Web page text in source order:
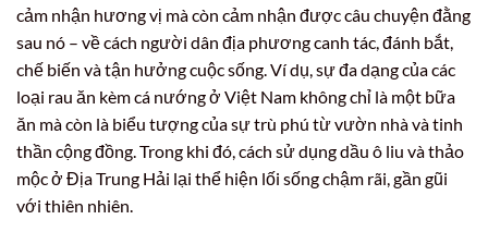
cảm nhận hương vị mà còn cảm nhận được câu chuyện đằng
sau nó – về cách người dân địa phương canh tác, đánh bắt,
chế biến và tận hưởng cuộc sống. Ví dụ, sự đa dạng của các
loại rau ăn kèm cá nướng ở Việt Nam không chỉ là một bữa
ăn mà còn là biểu tượng của sự trù phú từ vườn nhà và tinh
thần cộng đồng. Trong khi đó, cách sử dụng dầu ô liu và thảo
mộc ở Địa Trung Hải lại thể hiện lối sống chậm rãi, gần gũi
với thiên nhiên.